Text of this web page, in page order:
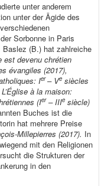
unter anderem
unter der Ägide des
Sorbonne in Paris
(B.) hat zahlreiche
est devenu chrétien
évangiles (2017),
Ier– Ve siècles
L’Église à la maison:
(Ier– IIIe siècle)
Buches ist die
hat mehrere Preise
Millepierres (2017). In
mit den Religionen
die Strukturen der
in den